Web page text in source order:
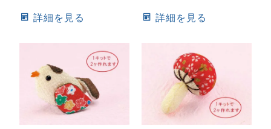
詳細を見る 詳細を見る